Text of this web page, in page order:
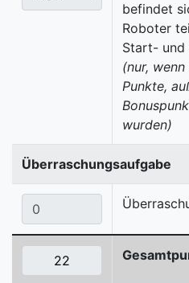
befindet
Roboter
Start- und
(nur,
Punkte,
wurden)
Überraschungsaufgabe